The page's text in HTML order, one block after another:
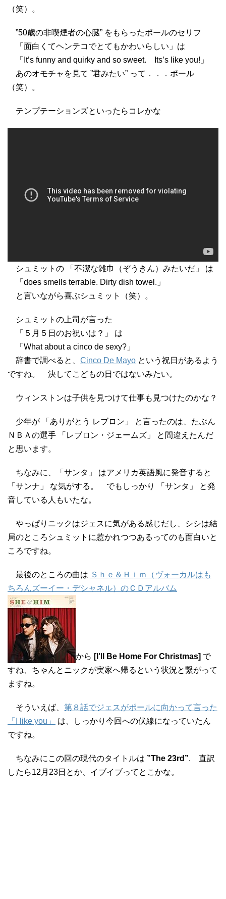
（笑）。
”50歳の非喫煙者の心臓” をもらったポールのセリフ
「面白くてヘンテコでとてもかわいらしい」は
「It’s funny and quirky and so sweet. Its’s like you!」
あのオモチャを見て ”君みたい” って．．．ポール
（笑）。
テンプテーションズといったらコレかな
シュミットの 「不潔な雑巾（ぞうきん）みたいだ」 は
「does smells terrable. Dirty dish towel.」
と言いながら喜ぶシュミット（笑）。
シュミットの上司が言った
「５月５日のお祝いは？」 は
「What about a cinco de sexy?」
辞書で調べると、 Cinco De Mayo という祝日があるよう
ですね。 決してこどもの日ではないみたい。
ウィンストンは子供を見つけて仕事も見つけたのかな？
少年が 「ありがとう レブロン」 と言ったのは、たぶん
ＮＢＡの選手 「レブロン・ジェームズ」 と間違えたんだ
と思います。
ちなみに、「サンタ」 はアメリカ英語風に発音すると
「サンナ」 な気がする。 でもしっかり 「サンタ」 と発
音している人もいたな。
やっぱりニックはジェスに気がある感じだし、シシは結
局のところシュミットに惹かれつつあるってのも面白いと
ころですね。
最後のところの曲は Ｓｈｅ＆Ｈｉｍ（ヴォーカルはも
ちろんズーイー・デシャネル）のＣＤアルバム
から [I’ll Be Home For Christmas] で
すね、ちゃんとニックが実家へ帰るという状況と繋がって
ますね。
そういえば、 第８話でジェスがポールに向かって言った
「I like you」
は、しっかり今回への伏線になっていたん
ですね。
ちなみにこの回の現代のタイトルは ”The 23rd”. 直訳
したら12月23日とか、イブイブってとこかな。